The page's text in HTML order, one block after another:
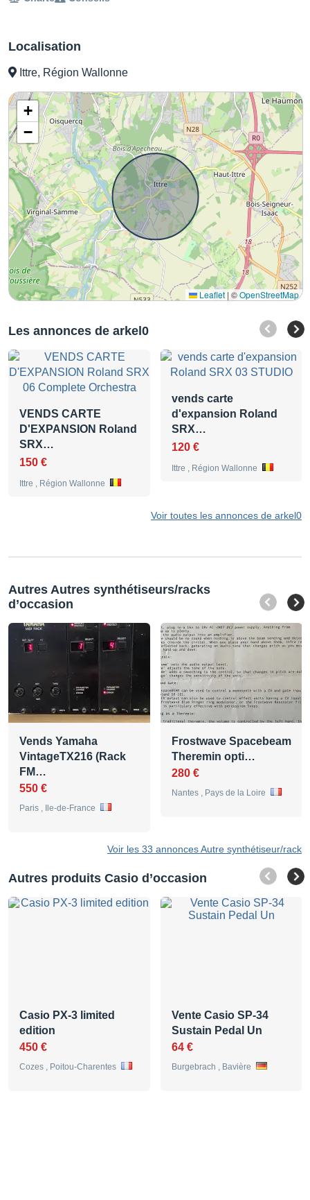
Localisation
Ittre, Région Wallonne
+
−
Leaflet | ©OpenStreetMap
Les annonces de arkel0
VENDS CARTE
D'EXPANSION Roland
SRX…
150 €
Ittre , Région Wallonne
vends carte
d'expansion Roland
SRX…
120 €
Ittre , Région Wallonne
Voir toutes les annonces de arkel0
Autres Autres synthétiseurs/racks
d’occasion
Vends Yamaha
VintageTX216 (Rack
FM…
550 €
Paris , Ile-de-France
Frostwave Spacebeam
Theremin opti…
280 €
Nantes , Pays de la Loire
Voir les 33 annonces Autre synthétiseur/rack
Autres produits Casio d’occasion
Casio PX-3 limited
edition
450 €
Cozes , Poitou-Charentes
Vente Casio SP-34
Sustain Pedal Un
64 €
Burgebrach , Bavière